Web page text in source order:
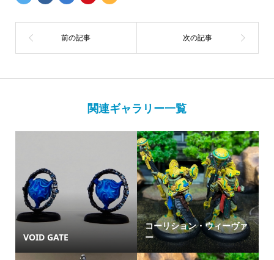
関連ギャラリー一覧
VOID GATE
コーリション・ウィーヴァ
ー